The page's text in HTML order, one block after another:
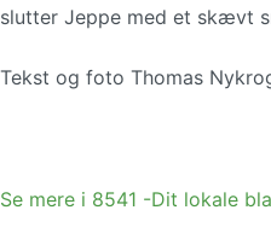
slutter Jeppe med et skævt
Tekst og foto Thomas
Se mere i 8541 -Dit lokale